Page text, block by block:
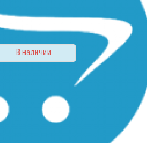
В наличии